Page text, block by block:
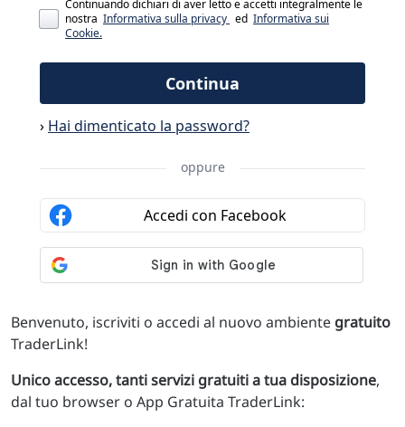
Benvenuto, iscriviti o accedi al nuovo ambiente gratuito
TraderLink!
Unico accesso, tanti servizi gratuiti a tua disposizione,
dal tuo browser o App Gratuita TraderLink: